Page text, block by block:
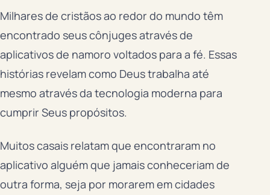
Milhares de cristãos ao redor do mundo têm
encontrado seus cônjuges através de
aplicativos de namoro voltados para a fé. Essas
histórias revelam como Deus trabalha até
mesmo através da tecnologia moderna para
cumprir Seus propósitos.
Muitos casais relatam que encontraram no
aplicativo alguém que jamais conheceriam de
outra forma, seja por morarem em cidades